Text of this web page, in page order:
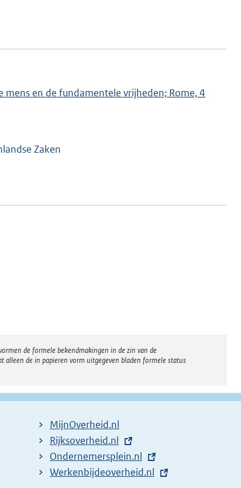
en de fundamentele vrijheden; Rome, 4
Zaken
de formele bekendmakingen in de zin van de
alleen de in papieren vorm uitgegeven bladen formele status
MijnOverheid.nl
E
x
t
Rijksoverheid.nl
E
x
Ondernemersplein.nl
E
Werkenbijdeoverheid.nl